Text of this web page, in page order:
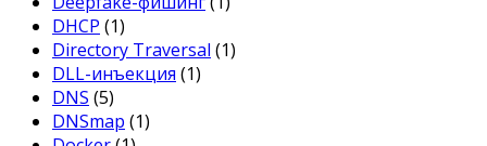
DHCP (1)
Directory Traversal (1)
DLL-инъекция (1)
DNS (5)
DNSmap (1)